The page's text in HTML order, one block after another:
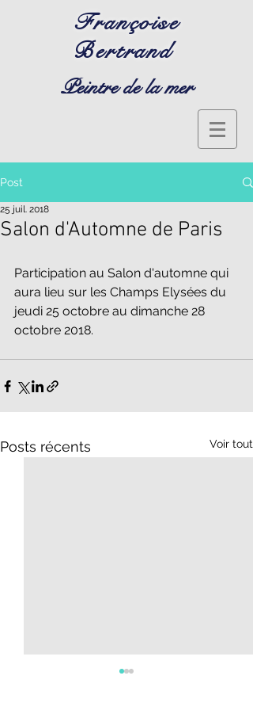
Françoise
Bertrand
Peintre de la mer
Post
Salon d'Automne de Paris
25 juil. 2018
Participation au Salon d'automne qui
aura lieu sur les Champs Elysées du
jeudi 25 octobre au dimanche 28
octobre 2018.
Posts récents Voir tout